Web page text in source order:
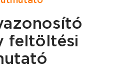
feltöltési